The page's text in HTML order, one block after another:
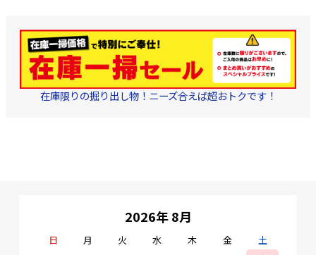
在庫限りの掘り出し物！ニーズ合えば超おトクです！
2026年 8月
日 月 火 水 木 金
土